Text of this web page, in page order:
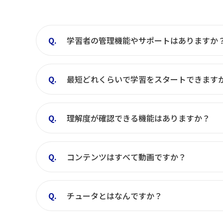
学習者の管理機能やサポートはありますか
最短どれくらいで学習をスタートできます
理解度が確認できる機能はありますか？
コンテンツはすべて動画ですか？
チュータとはなんですか？